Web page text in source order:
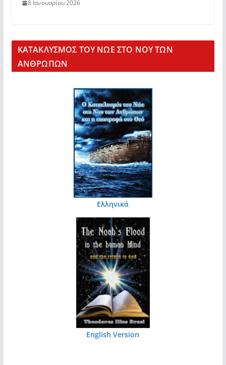
8 Ιανουαρίου 2026
KΑΤΑΚΛΥΣΜΟΣ ΤΟΥ ΝΩΕ ΣΤΟ ΝΟΥ ΤΩΝ
ΑΝΘΡΩΠΩΝ
Ελληνικά
English Version